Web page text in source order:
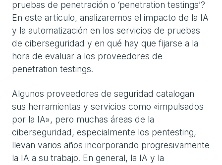
pruebas de penetración o ‘penetration testings’?
En este artículo, analizaremos el impacto de la IA
y la automatización en los servicios de pruebas
de ciberseguridad y en qué hay que fijarse a la
hora de evaluar a los proveedores de
penetration testings.
Algunos proveedores de seguridad catalogan
sus herramientas y servicios como «impulsados
por la IA», pero muchas áreas de la
ciberseguridad, especialmente los pentesting,
llevan varios años incorporando progresivamente
la IA a su trabajo. En general, la IA y la